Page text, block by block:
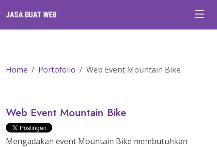
JASA BUAT WEB
Home Portofolio Web Event Mountain Bike
Web Event Mountain Bike
Mengadakan event Mountain Bike membutuhkan